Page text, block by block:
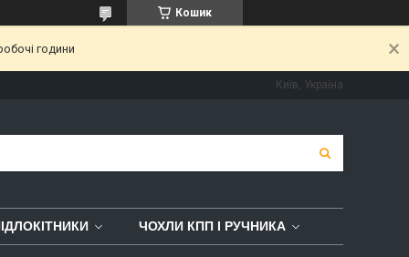
Кошик
години
Київ, Україна
ЧОХЛИ КПП І РУЧНИКА